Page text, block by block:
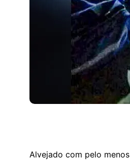
Alvejado com pelo menos